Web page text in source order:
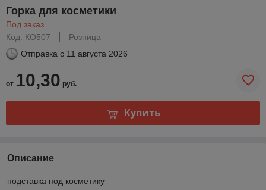
Горка для косметики
Под заказ
Код: КО507
Розница
Отправка с 11 августа 2026
от 10,30 руб.
Купить
Описание
подставка под косметику